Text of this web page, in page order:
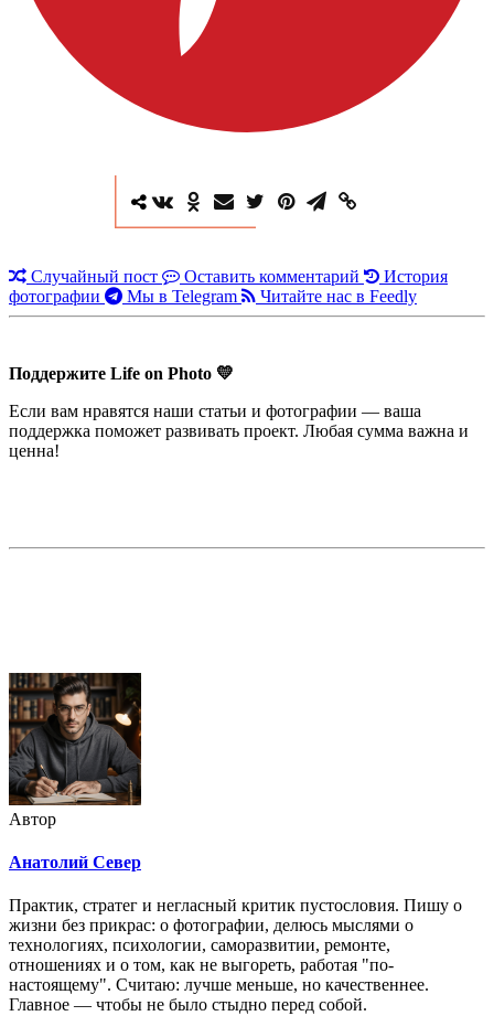
Случайный пост Оставить комментарий
История
фотографии
Мы в Telegram Читайте нас в Feedly
Поддержите Life on Photo 💛
Если вам нравятся наши статьи и фотографии — ваша
поддержка поможет развивать проект. Любая сумма важна и
ценна!
Автор
Анатолий Север
Практик, стратег и негласный критик пустословия. Пишу о
жизни без прикрас: о фотографии, делюсь мыслями о
технологиях, психологии, саморазвитии, ремонте,
отношениях и о том, как не выгореть, работая "по-
настоящему". Считаю: лучше меньше, но качественнее.
Главное — чтобы не было стыдно перед собой.